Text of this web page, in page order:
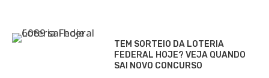
TEM SORTEIO DA LOTERIA
FEDERAL HOJE? VEJA QUANDO
SAI NOVO CONCURSO